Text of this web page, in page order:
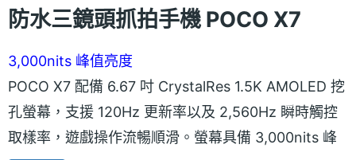
防水三鏡頭抓拍手機 POCO X7
3,000nits 峰值亮度
POCO X7 配備 6.67 吋 CrystalRes 1.5K AMOLED 挖
孔螢幕，支援 120Hz 更新率以及 2,560Hz 瞬時觸控
取樣率，遊戲操作流暢順滑。螢幕具備 3,000nits 峰